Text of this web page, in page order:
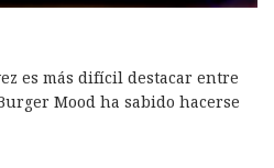
es más difícil destacar entre
Mood ha sabido hacerse